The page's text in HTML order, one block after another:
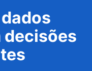
decisões